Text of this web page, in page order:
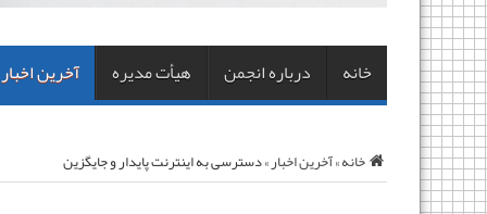
خانه درباره انجمن هیأت مدیره آخرین اخبار
خانه»آخرین اخبار»دسترسی به اینترنت پایدار و جایگزین